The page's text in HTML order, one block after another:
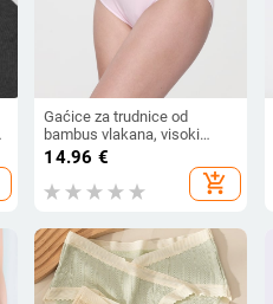
Gaćice za trudnice od
bambus vlakana, visoki
struk, bešivne, brzo-sušeće,
14.96 €
add_shopping_cart